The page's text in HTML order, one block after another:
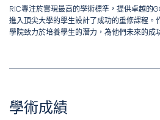
RIC專注於實現最高的學術標準，提供卓越的
進入頂尖大學的學生設計了成功的重修課程。
學院致力於培養學生的潛力，為他們未來的成
學術成績